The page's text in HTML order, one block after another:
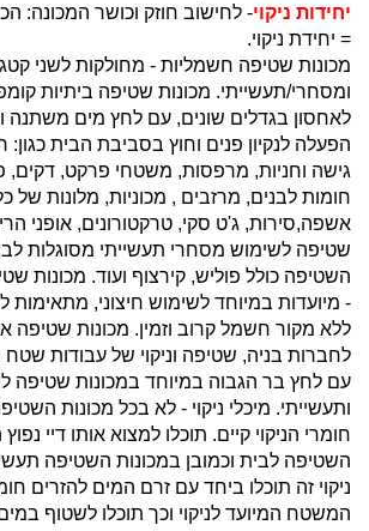
יחידות ניקוי
= יחידת ניקוי.
מכונות שטיפה חשמליות - מחולקות לשני
ומסחרי/תעשייתי. מכונות שטיפה ביתיות
לאחסון בגדלים שונים, עם לחץ מים משתנה
הפעלה לנקיון פנים וחוץ בסביבת הבית כגון:
גישה וחניות, מרפסות, משטחי פרקט, דקים,
חומות לבנים, מרזבים , מכוניות, מלונות של
אשפה,סירות, ג'ט סקי, טרקטורונים, אופני
שטיפה לשימוש מסחרי תעשייתי מסוגלות
השטיפה כולל פוליש, קירצוף ועוד. מכונות
- מיועדות במיוחד לשימוש חיצוני,
ללא מקור חשמל קרוב וזמין. מכונות שטיפה
לחברות בניה, שטיפה וניקוי של עבודות שטח
עם לחץ בר הגבוה במיוחד במכונות שטיפה
ותעשייתי. מיכלי ניקוי - לא בכל מכונות
חומרי הניקוי קיים. תוכלו למצוא אותו דיי
השטיפה לבית וכמובן במכונות השטיפה
ניקוי זה תוכלו ביחד עם זרם המים להזרים
המשטח המיועד לניקוי וכך תוכלו לשטוף במים